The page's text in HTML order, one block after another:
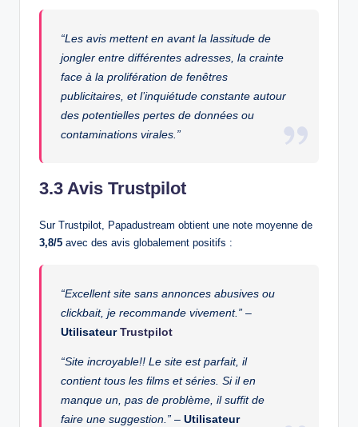
“Les avis mettent en avant la lassitude de
jongler entre différentes adresses, la crainte
face à la prolifération de fenêtres
publicitaires, et l’inquiétude constante autour
des potentielles pertes de données ou
contaminations virales.”
3.3 Avis Trustpilot
Sur Trustpilot, Papadustream obtient une note moyenne de
3,8/5 avec des avis globalement positifs :
“Excellent site sans annonces abusives ou
clickbait, je recommande vivement.” –
UtilisateurTrustpilot
“Site incroyable!! Le site est parfait, il
contient tous les films et séries. Si il en
manque un, pas de problème, il suffit de
faire une suggestion.” –Utilisateur